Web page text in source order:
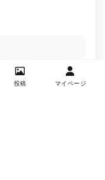
投稿 マイページ